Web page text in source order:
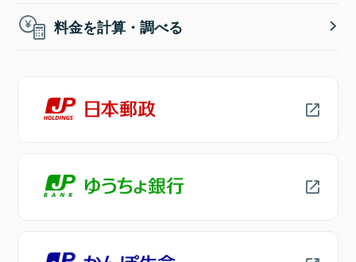
料金を計算・調べる